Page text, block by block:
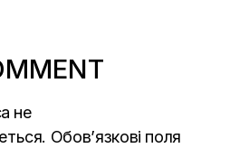
не
Обов’язкові поля